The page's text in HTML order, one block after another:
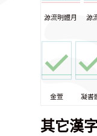
源流明體月 源
金萱 凝書
其它漢